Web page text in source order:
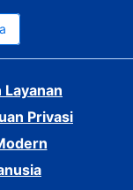
Privasi